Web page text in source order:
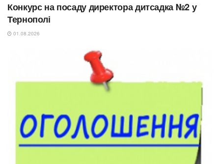
Конкурс на посаду директора дитсадка №2 у
Тернополі
01.08.2026